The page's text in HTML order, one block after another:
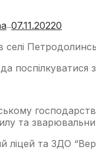
—07.11.20220
селі
поспілкуватися
та
ліцей та ЗДО